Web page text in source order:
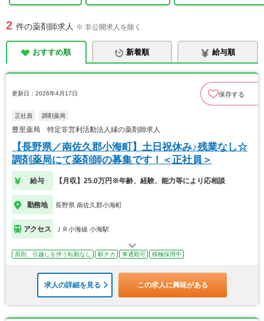
2 件の薬剤師求人 ※ 非公開求人を除く
おすすめ順 新着順 給与順
更新日：2026年4月17日 保存する
正社員 調剤薬局
豊里薬局 特定非営利活動法人縁の薬剤師求人
【長野県／南佐久郡小海町】土日祝休み♪残業なし☆
調剤薬局にて薬剤師の募集です！＜正社員＞
給与 【月収】25.0万円※年齢、経験、能力等により応相談
勤務地 長野県 南佐久郡小海町
アクセス ＪＲ小海線 小海駅
原則、引越しを伴う転勤なし 駅チカ 車通勤可 積極採用中
求人の詳細を見る この求人に興味がある